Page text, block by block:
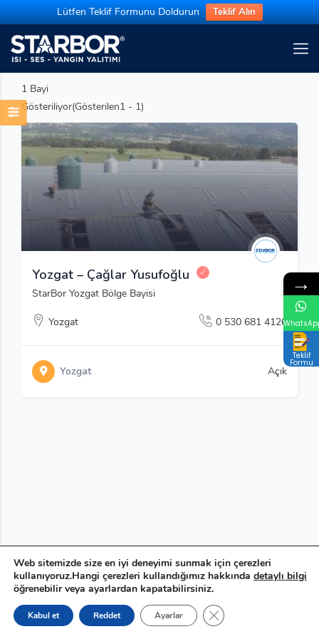
Lütfen Teklif Formunu Doldurun Teklif Alın
1 Bayi
Gösteriliyor(Gösterilen1 - 1)
Yozgat – Çağlar Yusufoğlu
StarBor Yozgat Bölge Bayisi
Yozgat 0 530 681 4126
Yozgat Açık
Web sitemizde size en iyi deneyimi sunmak için çerezleri
kullanıyoruz.Hangi çerezleri kullandığımız hakkında detaylı bilgi
öğrenebilir veya ayarlardan kapatabilirsiniz.
Kabul et Reddet Ayarlar GDPR çerez şeridini
→
Teklif
Formu